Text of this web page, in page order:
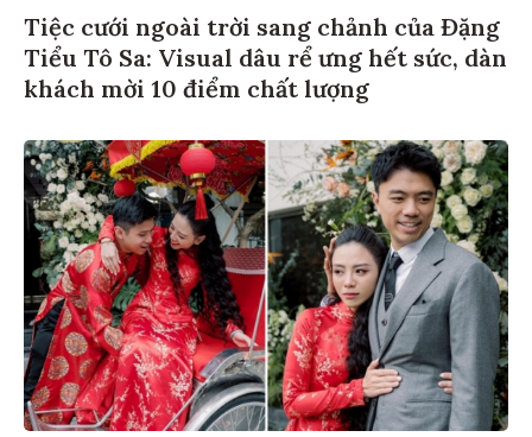
Tiệc cưới ngoài trời sang chảnh của Đặng
Tiểu Tô Sa: Visual dâu rể ưng hết sức, dàn
khách mời 10 điểm chất lượng